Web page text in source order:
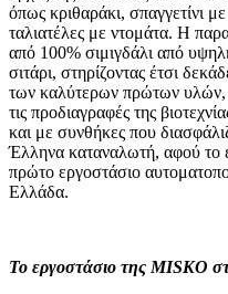
όπως κριθαράκι, σπαγγετίνι
ταλιατέλες με ντομάτα. Η
από 100% σιμιγδάλι από
σιτάρι, στηρίζοντας έτσι
των καλύτερων πρώτων υλών,
τις προδιαγραφές της
και με συνθήκες που
Έλληνα καταναλωτή, αφού το
πρώτο εργοστάσιο
Ελλάδα.
Το εργοστάσιο της MISKO